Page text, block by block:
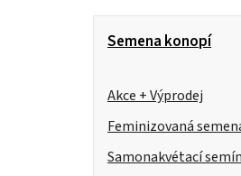
P
kategorie
Semena konopí
Akce + Výprodej
Feminizovaná
Samonakvétací